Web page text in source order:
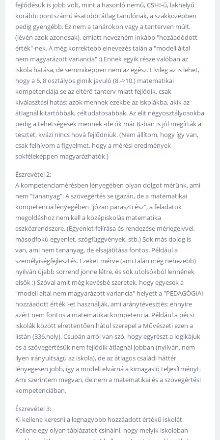
fejlődésük is jobb volt, mint a hasonló nemű, CSHI-ű, lakhelyű
korábbi pontszámú ésatöbbi átlag tanulónak, a szakközépben
pedig gyengébb. Ez nem a tanárokon vagy a tanterven múlt,
(lévén azok azonosak), emiatt nevezném inkább "hozáadódott
érték"-nek. A még korrektebb elnevezés talán a "modell által
nem magyarázott variancia" :) Ennek egyik része valóban az
iskola hatása, de semmiképpen nem az egész. Elvileg az is lehet,
hogy a 6, 8 osztályos gimik javuló (8.->10.) matematikai
kompetenciája se az eltérő tanterv miatt fejlődik, csak
kiválasztási hatás: azok mennek ezekbe az iskolákba, akik az
átlagnál kitartóbbak, céltudatosabbak. Az elit négyosztályosokba
pedig a tehetségesek mennek -de ők már 8.-ban is jól megírták a
tesztet, kvázi nincs hová fejlődniük. (Nem állítom, hogy így van,
csak felhívom a figyelmet, hogy a mérési eredmények
sokféleképpen magyarázhatók.)
Észrevétel 2:
A kompetenciamérésben lényegében olyan dolgot mérünk, ami
nem "tananyag". A szövegértés se igazán, de a matematikai
kompetencia lényegében "józan paraszti ész", a feladatok
megoldáshoz nem kell a középiskolás matematika
eszközrendszere. (Egyenlet felírása és rendezése mérlegelvvel,
másodfokú egyenlet, szögfüggvények, stb.) Sok más dolog is
van, ami nem tananyag, de elsajátítása fontos. Például a
személyiségfejlesztés. Ezeket mérve (ami talán még nehezebb)
nyilván újabb sorrend jönne létre, és sok utolsókból lennének
elsők :) Szóval amit még kevésbé szeretek, hogy egyesek a
"modell által nem magyarázott variancia" helyett a "PEDAGÓGIAI
hozzáadott érték"-et használják, ami aránytévesztés: ennyire
azért nem fontos a matematikai kompetencia. Például a pécsi
iskolák között elrettentően hátul szerepel a Művészeti ezen a
listán (336.hely). Csupán arról van szó, hogy egyrészt a logikájuk
és a szövegértésük nem fejlődik átlagnál jobban (nyilván, nem
ilyen irányultságú az iskola), de az átlagos családi háttér
lényegesen jobb, így a modell elvárná a kimagasló teljesítményt.
Ami szerintem megvan, de nem a matematikai és a szövegértési
kompetenciában.
Észrevétel 3:
Ki kellene keresni a legnagyobb hozzáadott értékű iskolát.
Kellene egy olyan táblázatot csinálni, hogy melyik iskolában